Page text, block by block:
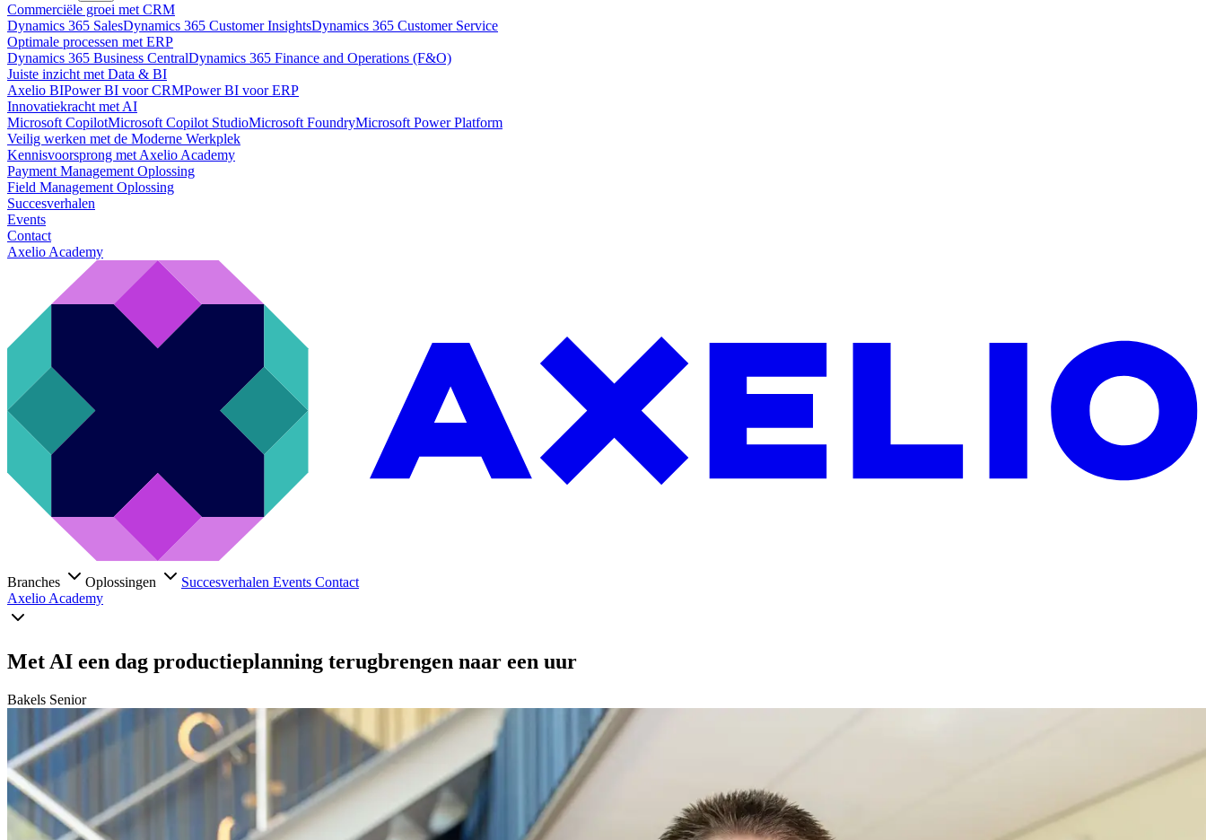
Commerciële groei met CRM
Dynamics 365 SalesDynamics 365 Customer InsightsDynamics 365 Customer Service
Optimale processen met ERP
Dynamics 365 Business CentralDynamics 365 Finance and Operations (F&O)
Juiste inzicht met Data & BI
Axelio BIPower BI voor CRMPower BI voor ERP
Innovatiekracht met AI
Microsoft CopilotMicrosoft Copilot StudioMicrosoft FoundryMicrosoft Power Platform
Veilig werken met de Moderne Werkplek
Kennisvoorsprong met Axelio Academy
Payment Management Oplossing
Field Management Oplossing
Succesverhalen
Events
Contact
Axelio Academy
Branches Oplossingen Succesverhalen Events Contact
Axelio Academy
Met AI een dag productieplanning terugbrengen naar een uur
Bakels Senior